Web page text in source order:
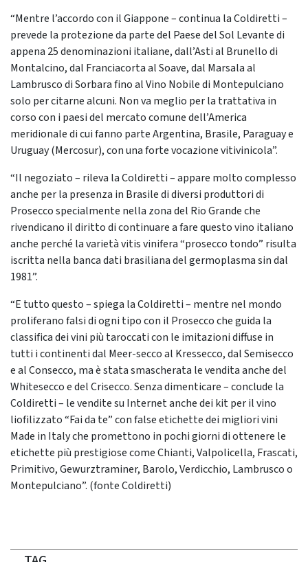
“Mentre l’accordo con il Giappone – continua la Coldiretti –
prevede la protezione da parte del Paese del Sol Levante di
appena 25 denominazioni italiane, dall’Asti al Brunello di
Montalcino, dal Franciacorta al Soave, dal Marsala al
Lambrusco di Sorbara fino al Vino Nobile di Montepulciano
solo per citarne alcuni. Non va meglio per la trattativa in
corso con i paesi del mercato comune dell’America
meridionale di cui fanno parte Argentina, Brasile, Paraguay e
Uruguay (Mercosur), con una forte vocazione vitivinicola”.
“Il negoziato – rileva la Coldiretti – appare molto complesso
anche per la presenza in Brasile di diversi produttori di
Prosecco specialmente nella zona del Rio Grande che
rivendicano il diritto di continuare a fare questo vino italiano
anche perché la varietà vitis vinifera “prosecco tondo” risulta
iscritta nella banca dati brasiliana del germoplasma sin dal
1981”.
“E tutto questo – spiega la Coldiretti – mentre nel mondo
proliferano falsi di ogni tipo con il Prosecco che guida la
classifica dei vini più taroccati con le imitazioni diffuse in
tutti i continenti dal Meer-secco al Kressecco, dal Semisecco
e al Consecco, ma è stata smascherata le vendita anche del
Whitesecco e del Crisecco. Senza dimenticare – conclude la
Coldiretti – le vendite su Internet anche dei kit per il vino
liofilizzato “Fai da te” con false etichette dei migliori vini
Made in Italy che promettono in pochi giorni di ottenere le
etichette più prestigiose come Chianti, Valpolicella, Frascati,
Primitivo, Gewurztraminer, Barolo, Verdicchio, Lambrusco o
Montepulciano”. (fonte Coldiretti)